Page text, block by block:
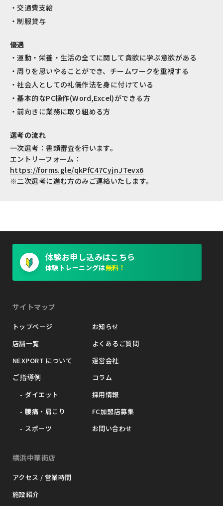
交通費支給
制服貸与
優遇
運動・栄養・生活の全てに関して貪欲に学ぶ意欲がある
周りを思いやることができ、チームワークを重視する
社会人としての礼儀作法を身に付けている
基本的なPC操作(Word,Excel)ができる方
前向きに業務に取り組める方
選考の流れ
一次選考：書類審査を行います。
エントリーフォーム：
https://forms.gle/qkPfC47CyjnJTevx6
※二次選考に進む方のみご連絡いたします。
体験お申し込みはこちら
体験トレーニングは無料！
サイトマップ
トップページ
店舗一覧
NEXPORT について
ご指導例
ダイエット
腰痛・肩こり
スポーツ
お知らせ
よくあるご質問
運営会社
コラム
採用情報
FC加盟店募集
お問い合わせ
横浜中華街店
アクセス / 営業時間
施設紹介